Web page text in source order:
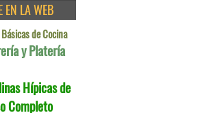
EN LA WEB
de Cocina
y Platería
Hípicas de
Completo